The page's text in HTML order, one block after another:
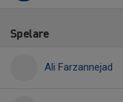
Spelare
Ali Farzannejad